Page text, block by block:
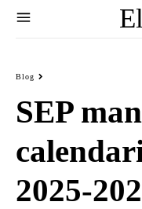
Blog
SEP
2025-